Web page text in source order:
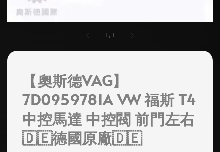
1 / 1
【奧斯德VAG】
7D0959781A VW 福斯 T4
中控馬達 中控閥 前門左右
🇩🇪德國原廠🇩🇪